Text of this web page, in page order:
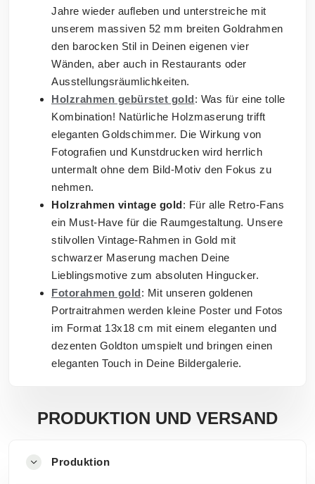
Jahre wieder aufleben und unterstreiche mit
unserem massiven 52 mm breiten Goldrahmen
den barocken Stil in Deinen eigenen vier
Wänden, aber auch in Restaurants oder
Ausstellungsräumlichkeiten.
Holzrahmen gebürstet gold: Was für eine tolle
Kombination! Natürliche Holzmaserung trifft
eleganten Goldschimmer. Die Wirkung von
Fotografien und Kunstdrucken wird herrlich
untermalt ohne dem Bild-Motiv den Fokus zu
nehmen.
Holzrahmen vintage gold: Für alle Retro-Fans
ein Must-Have für die Raumgestaltung. Unsere
stilvollen Vintage-Rahmen in Gold mit
schwarzer Maserung machen Deine
Lieblingsmotive zum absoluten Hingucker.
Fotorahmen gold: Mit unseren goldenen
Portraitrahmen werden kleine Poster und Fotos
im Format 13x18 cm mit einem eleganten und
dezenten Goldton umspielt und bringen einen
eleganten Touch in Deine Bildergalerie.
PRODUKTION UND VERSAND
Produktion